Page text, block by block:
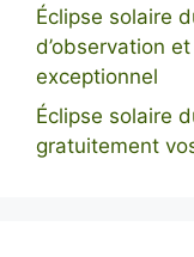
Éclipse solaire
d’observation
exceptionnel
Éclipse solaire
gratuitement